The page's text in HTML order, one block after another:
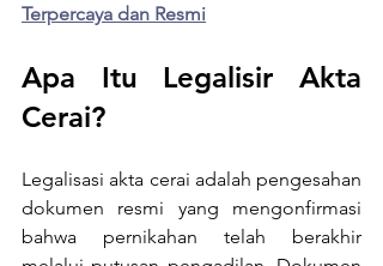
Terpercaya dan Resmi
Apa Itu Legalisir Akta
Cerai?
Legalisasi akta cerai adalah pengesahan
dokumen resmi yang mengonfirmasi
bahwa pernikahan telah berakhir